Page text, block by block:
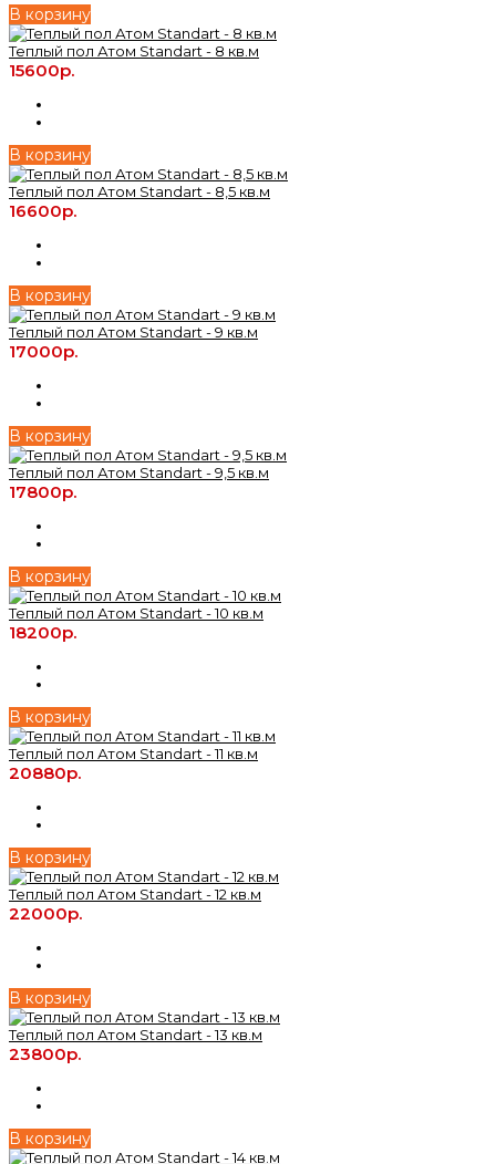
В корзину
Теплый пол Атом Standart - 8 кв.м
15600р.
В корзину
Теплый пол Атом Standart - 8,5 кв.м
16600р.
В корзину
Теплый пол Атом Standart - 9 кв.м
17000р.
В корзину
Теплый пол Атом Standart - 9,5 кв.м
17800р.
В корзину
Теплый пол Атом Standart - 10 кв.м
18200р.
В корзину
Теплый пол Атом Standart - 11 кв.м
20880р.
В корзину
Теплый пол Атом Standart - 12 кв.м
22000р.
В корзину
Теплый пол Атом Standart - 13 кв.м
23800р.
В корзину